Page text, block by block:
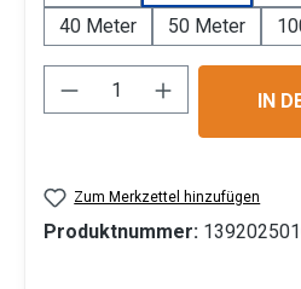
40 Meter
50 Meter
Produkt Anzahl: Gib
IN
Zum Merkzettel hinzufügen
Produktnummer: